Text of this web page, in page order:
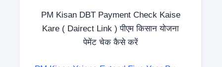
PM Kisan DBT Payment Check Kaise
Kare ( Dairect Link ) पीएम किसान योजना
पेमेंट चेक कैसे करें